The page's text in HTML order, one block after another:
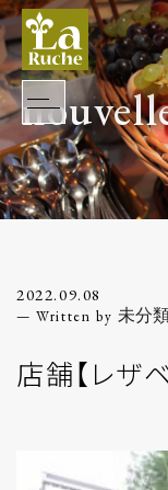
2022.09.08
未分
店舗【レザ